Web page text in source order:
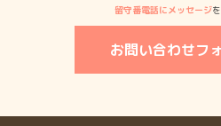
留守番電話にメッセージ
お問い合わせフ